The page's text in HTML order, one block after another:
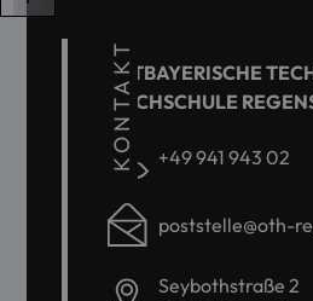
KONTAKT
OSTBAYERISCHE
HOCHSCHULE
+49 941 943 02
poststelle@oth-
Seybothstraße 2